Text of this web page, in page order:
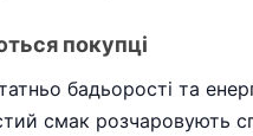
покупці
бадьорості та
смак розчаровують